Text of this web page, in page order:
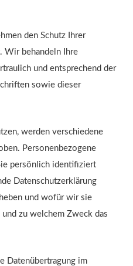
den Schutz Ihrer
Wir behandeln Ihre
und entsprechend der
sowie dieser
werden verschiedene
Personenbezogene
persönlich identifiziert
Datenschutzerklärung
und wofür wir sie
zu welchem Zweck das
Datenübertragung im